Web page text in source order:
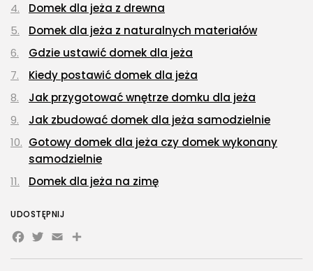
Domek dla jeża z drewna
Domek dla jeża z naturalnych materiałów
Gdzie ustawić domek dla jeża
Kiedy postawić domek dla jeża
Jak przygotować wnętrze domku dla jeża
Jak zbudować domek dla jeża samodzielnie
Gotowy domek dla jeża czy domek wykonany
samodzielnie
Domek dla jeża na zimę
drapieżnikami
Domek dla jeża a ogród bez chemii
UDOSTĘPNIJ
Facebook
Twitter
EmailShare